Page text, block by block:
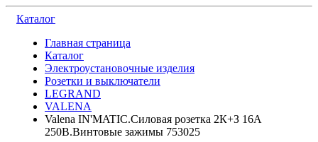
Каталог
Главная страница
Каталог
Электроустановочные изделия
Розетки и выключатели
LEGRAND
VALENA
Valena IN'MATIC.Силовая розетка 2К+З 16А
250В.Винтовые зажимы 753025